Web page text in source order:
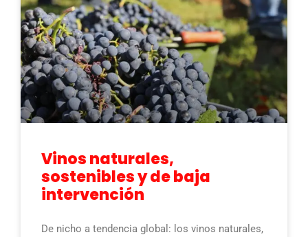
Vinos naturales,
sostenibles y de baja
intervención
De nicho a tendencia global: los vinos naturales,